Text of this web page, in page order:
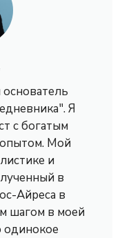
Я
с богатым
Мой
и
в
Айреса в
шагом в моей
одинокое